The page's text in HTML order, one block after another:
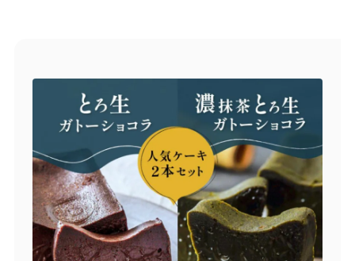
商品一覧
とろ生ガトーショコラ
とろ生 まとめ買いお得
とろ生チーズケーキ
濃抹茶とろ生ガトーシ